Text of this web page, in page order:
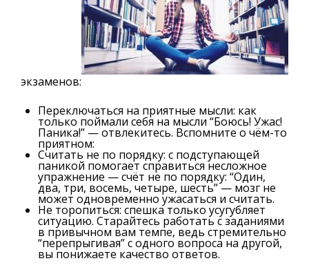
экзаменов:
Переключаться на приятные мысли: как
только поймали себя на мысли “Боюсь! Ужас!
Паника!” — отвлекитесь. Вспомните о чём-то
приятном:
Считать не по порядку: с подступающей
паникой помогает справиться несложное
упражнение — счёт не по порядку: “Один,
два, три, восемь, четыре, шесть” — мозг не
может одновременно ужасаться и считать.
Не торопиться: спешка только усугубляет
ситуацию. Старайтесь работать с заданиями
в привычном вам темпе, ведь стремительно
“перепрыгивая” с одного вопроса на другой,
вы понижаете качество ответов.